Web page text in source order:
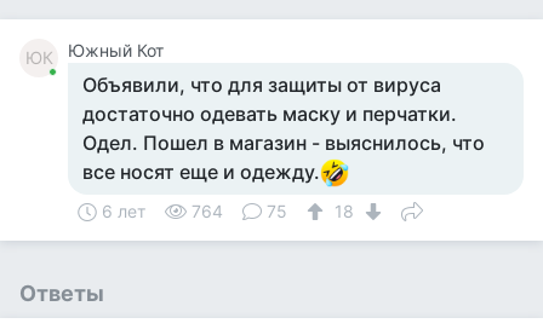
ЮК Южный Кот
Объявили, что для защиты от вируса
достаточно одевать маску и перчатки.
Одел. Пошел в магазин - выяснилось, что
все носят еще и одежду.
6 лет 764 75 18
Ответы